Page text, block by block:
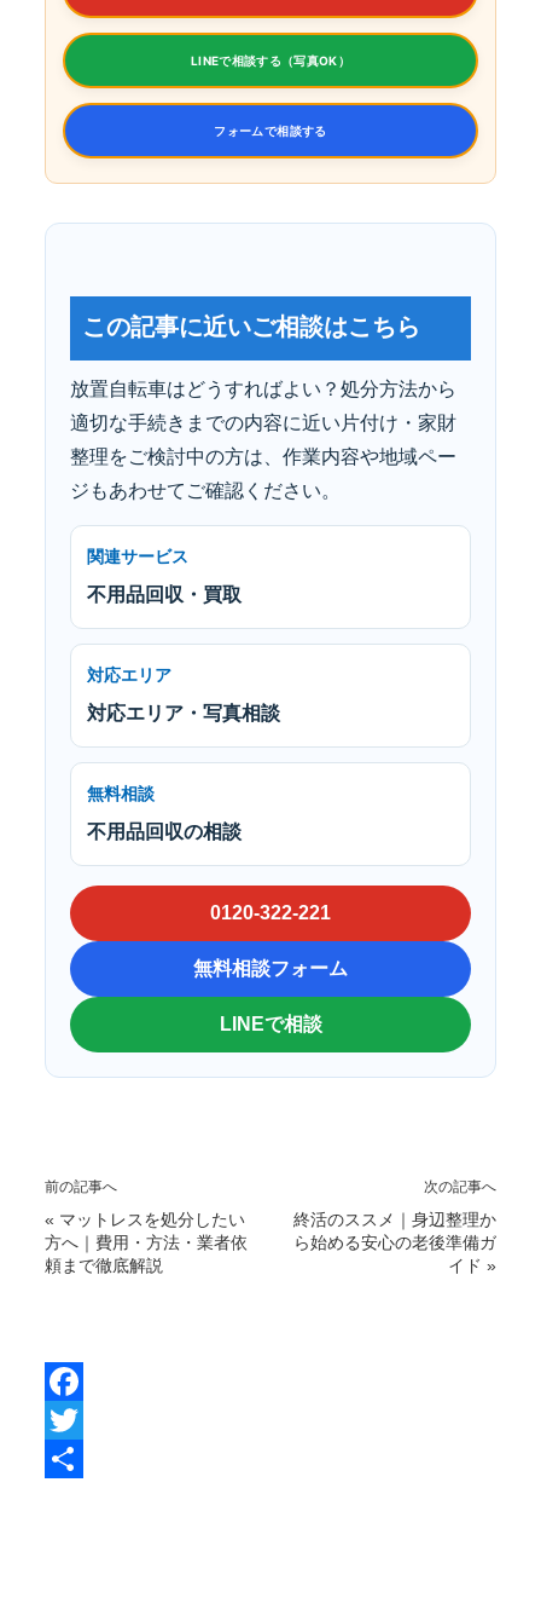
LINEで相談する（写真OK）
フォームで相談する
この記事に近いご相談はこちら
放置自転車はどうすればよい？処分方法から
適切な手続きまでの内容に近い片付け・家財
整理をご検討中の方は、作業内容や地域ペー
ジもあわせてご確認ください。
関連サービス
不用品回収・買取
対応エリア
対応エリア・写真相談
無料相談
不用品回収の相談
0120-322-221
無料相談フォーム
LINEで相談
前の記事へ
« マットレスを処分したい
方へ｜費用・方法・業者依
頼まで徹底解説
次の記事へ
終活のススメ｜身辺整理か
ら始める安心の老後準備ガ
イド »
F